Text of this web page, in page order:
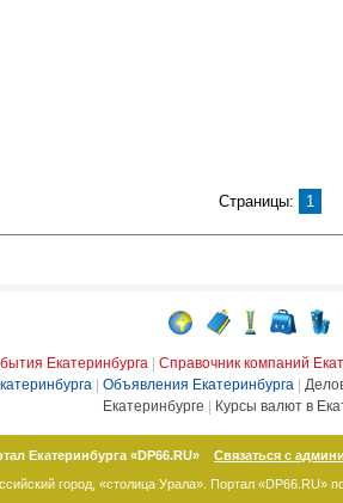
Страницы: 1
Екатеринбурга
Справочник компаний
Объявления Екатеринбурга
Екатеринбурге
Курсы валют в
Екатеринбурга «DP66.RU»
Связаться с
город, «столица Урала». Портал «DP66.RU»